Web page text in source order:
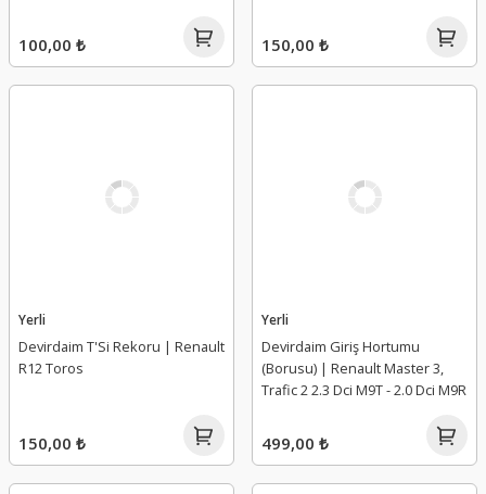
100,00 ₺ 150,00 ₺
Yerli
Devirdaim T'Si Rekoru | Renault
R12 Toros
150,00 ₺
Yerli
Devirdaim Giriş Hortumu
(Borusu) | Renault Master 3,
Trafic 2 2.3 Dci M9T - 2.0 Dci M9R
499,00 ₺